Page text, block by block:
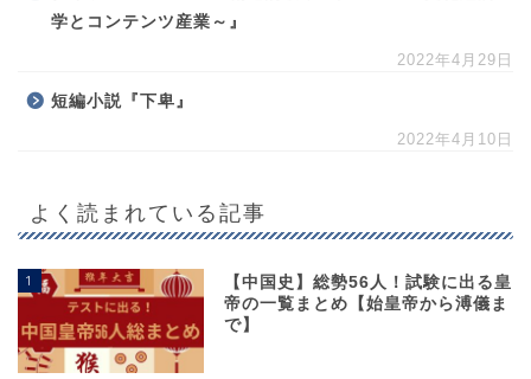
学とコンテンツ産業～』
2022年4月29日
短編小説『下卑』
2022年4月10日
よく読まれている記事
1
【中国史】総勢56人！試験に出る皇
帝の一覧まとめ【始皇帝から溥儀ま
で】